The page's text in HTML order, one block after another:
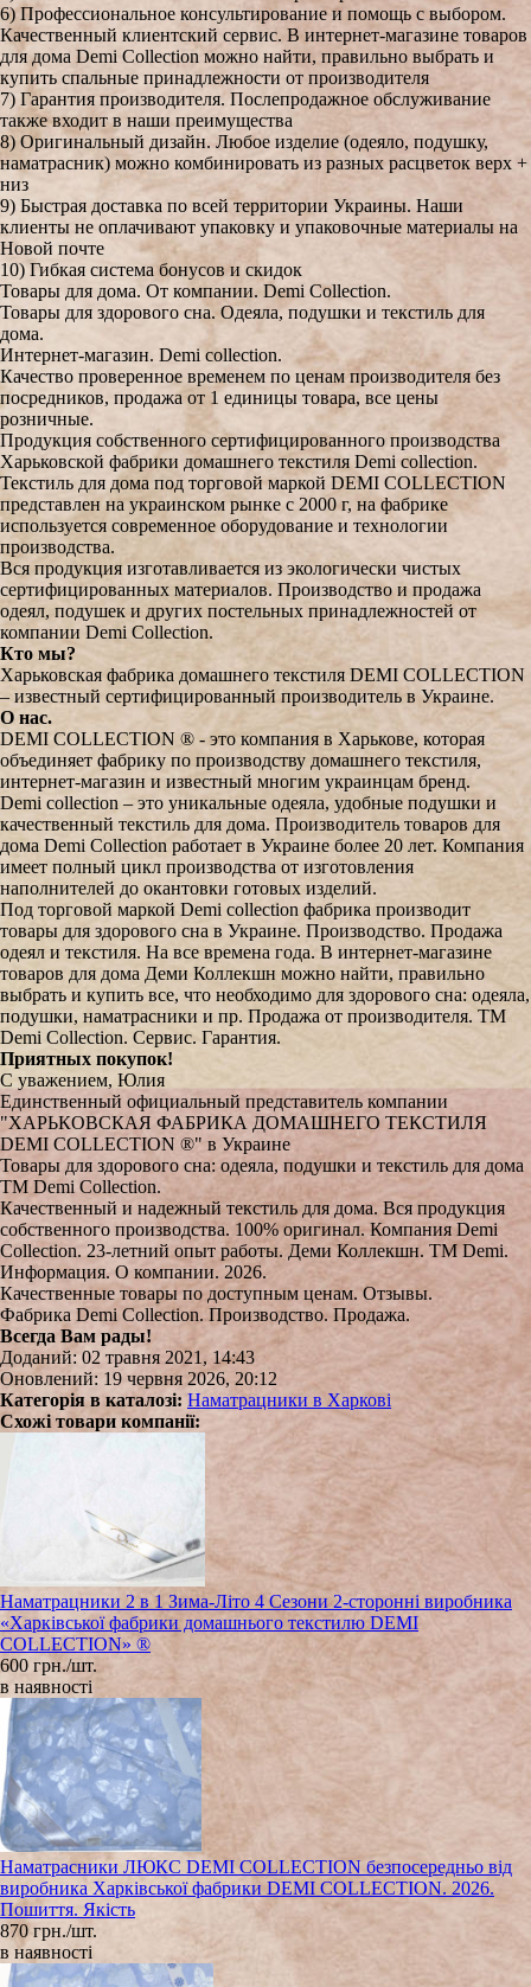
6) Профессиональное консультирование и помощь с выбором.
Качественный клиентский сервис. В интернет-магазине товаров
для дома Demi Collection можно найти, правильно выбрать и
купить спальные принадлежности от производителя
7) Гарантия производителя. Послепродажное обслуживание
также входит в наши преимущества
8) Оригинальный дизайн. Любое изделие (одеяло, подушку,
наматрасник) можно комбинировать из разных расцветок верх +
низ
9) Быстрая доставка по всей территории Украины. Наши
клиенты не оплачивают упаковку и упаковочные материалы на
Новой почте
10) Гибкая система бонусов и скидок
Товары для дома. От компании. Demi Collection.
Товары для здорового сна. Одеяла, подушки и текстиль для
дома.
Интернет-магазин. Demi collection.
Качество проверенное временем по ценам производителя без
посредников, продажа от 1 единицы товара, все цены
розничные.
Продукция собственного сертифицированного производства
Харьковской фабрики домашнего текстиля Demi collection.
Текстиль для дома под торговой маркой DEMI COLLECTION
представлен на украинском рынке с 2000 г, на фабрике
используется современное оборудование и технологии
производства.
Вся продукция изготавливается из экологически чистых
сертифицированных материалов. Производство и продажа
одеял, подушек и других постельных принадлежностей от
компании Demi Collection.
Кто мы?
Харьковская фабрика домашнего текстиля DEMI COLLECTION
– известный сертифицированный производитель в Украине.
О нас.
DEMI COLLECTION ® - это компания в Харькове, которая
объединяет фабрику по производству домашнего текстиля,
интернет-магазин и известный многим украинцам бренд.
Demi collection – это уникальные одеяла, удобные подушки и
качественный текстиль для дома. Производитель товаров для
дома Demi Collection работает в Украине более 20 лет. Компания
имеет полный цикл производства от изготовления
наполнителей до окантовки готовых изделий.
Под торговой маркой Demi collection фабрика производит
товары для здорового сна в Украине. Производство. Продажа
одеял и текстиля. На все времена года. В интернет-магазине
товаров для дома Деми Коллекшн можно найти, правильно
выбрать и купить все, что необходимо для здорового сна: одеяла,
подушки, наматрасники и пр. Продажа от производителя. TM
Demi Collection. Сервис. Гарантия.
Приятных покупок!
С уважением, Юлия
Единственный официальный представитель компании
"ХАРЬКОВСКАЯ ФАБРИКА ДОМАШНЕГО ТЕКСТИЛЯ
DEMI COLLECTION ®" в Украине
Товары для здорового сна: одеяла, подушки и текстиль для дома
TM Demi Collection.
Качественный и надежный текстиль для дома. Вся продукция
собственного производства. 100% оригинал. Компания Demi
Collection. 23-летний опыт работы. Деми Коллекшн. TM Demi.
Информация. О компании. 2026.
Качественные товары по доступным ценам. Отзывы.
Фабрика Demi Collection. Производство. Продажа.
Всегда Вам рады!
Доданий: 02 травня 2021, 14:43
Оновлений: 19 червня 2026, 20:12
Категорія в каталозі: Наматрацники в Харкові
Схожі товари компанії:
Наматрацники 2 в 1 Зима-Літо 4 Сезони 2-сторонні виробника
«Харківської фабрики домашнього текстилю DEMI
COLLECTION» ®
600 грн./шт.
в наявності
Наматрасники ЛЮКС DEMI COLLECTION безпосередньо від
виробника Харківської фабрики DEMI COLLECTION. 2026.
Пошиття. Якість
870 грн./шт.
в наявності